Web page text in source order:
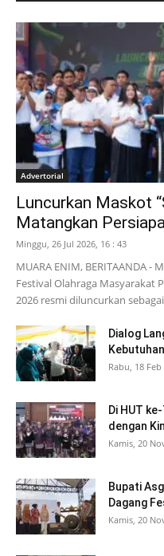
Advertorial
Luncurkan Maskot
Matangkan
Minggu, 26 Jul 2026, 16 : 43
MUARA ENIM, BERITAANDA -
Festival Olahraga Masyarakat
2026 resmi diluncurkan
Dialog
Rabu, 18
Di HUT
dengan
Kamis, 20
Bupati
Dagang
Kamis, 20